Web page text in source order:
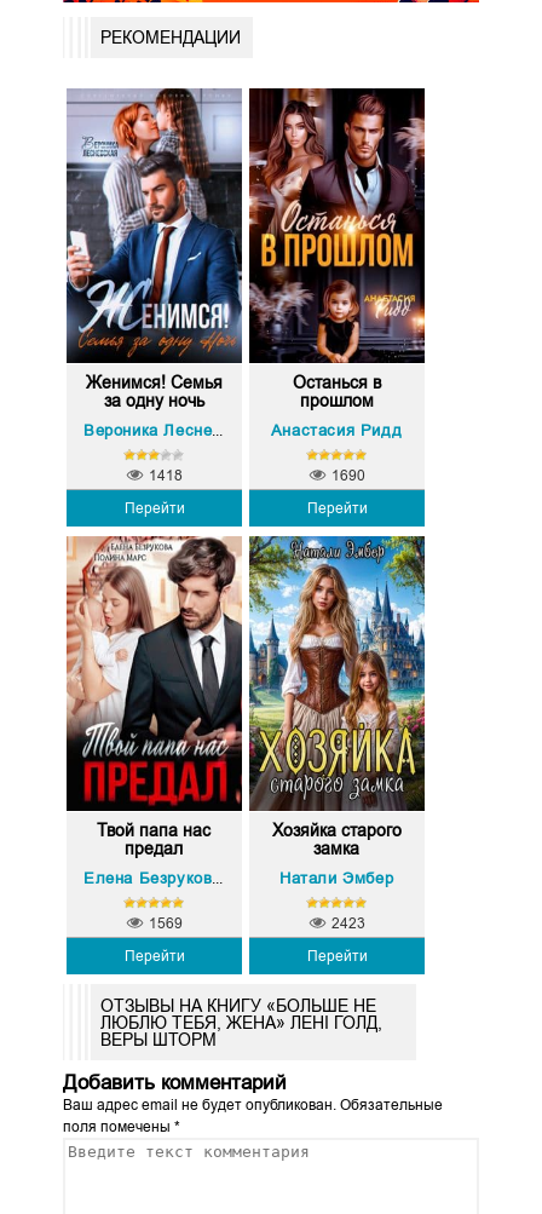
РЕКОМЕНДАЦИИ
Женимся! Семья
за одну ночь
Вероника Лесневская
Перейти
1418
Останься в
прошлом
Анастасия Ридд
Перейти
1690
Твой папа нас
предал
Елена Безрукова, Полина Марс
Перейти
1569
Хозяйка старого
замка
Натали Эмбер
Перейти
2423
ОТЗЫВЫ НА КНИГУ «БОЛЬШЕ НЕ
ЛЮБЛЮ ТЕБЯ, ЖЕНА» ЛЕНІ ГОЛД,
ВЕРЫ ШТОРМ
Добавить комментарий
Ваш адрес email не будет опубликован.Обязательные
поля помечены *